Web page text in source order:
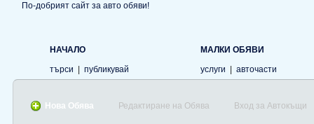
По-добрият сайт за авто обяви!
НАЧАЛО
търси
публикувай
МАЛКИ ОБЯВИ
услуги
авточасти
Нова Обява Редактиране на Обява Вход за Автокъщи